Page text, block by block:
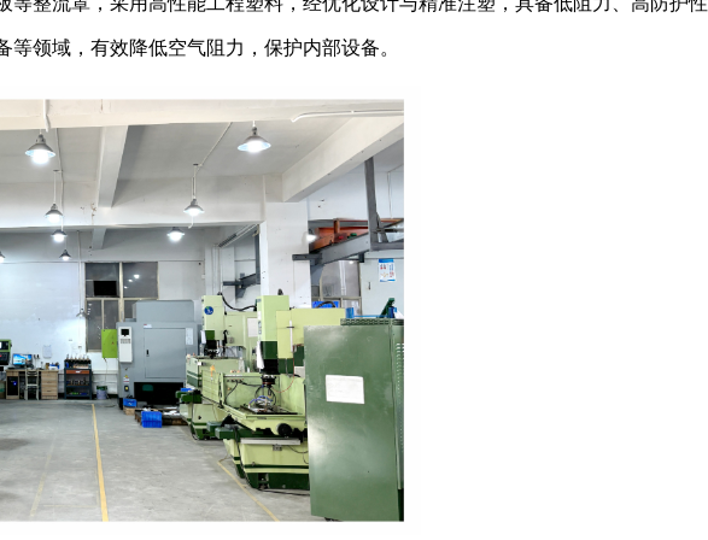
等领域，有效降低空气阻力，保护内部设备。